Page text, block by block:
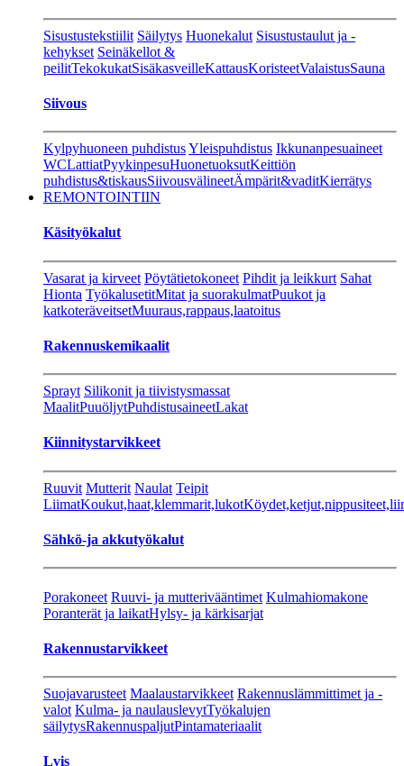
Sisustustekstiilit Säilytys Huonekalut Sisustustaulut ja -
kehykset Seinäkellot &
peilitTekokukatSisäkasveilleKattausKoristeetValaistusSauna
Siivous
Kylpyhuoneen puhdistusYleispuhdistus Ikkunanpesuaineet
WCLattiatPyykinpesuHuonetuoksutKeittiön
puhdistus&tiskausSiivousvälineetÄmpärit&vaditKierrätys
REMONTOINTIIN
Käsityökalut
Vasarat ja kirveet Pöytätietokoneet Pihdit ja leikkurt Sahat
Hionta TyökalusetitMitat ja suorakulmatPuukot ja
katkoteräveitsetMuuraus,rappaus,laatoitus
Rakennuskemikaalit
Sprayt Silikonit ja tiivistysmassat
MaalitPuuöljytPuhdistusaineetLakat
Kiinnitystarvikkeet
Ruuvit Mutterit Naulat Teipit
LiimatKoukut,haat,klemmarit,lukot
Sähkö-ja akkutyökalut
Porakoneet Ruuvi- ja mutterivääntimet Kulmahiomakone
Poranterät ja laikatHylsy- ja kärkisarjat
Rakennustarvikkeet
Suojavarusteet Maalaustarvikkeet Rakennuslämmittimet ja -
valot Kulma- ja naulauslevytTyökalujen
säilytysRakennuspaljutPintamateriaalit
Lvis